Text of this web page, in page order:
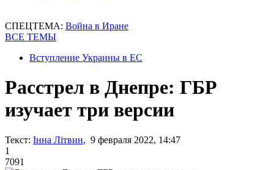
СПЕЦТЕМА: Война в Иране
ВСЕ ТЕМЫ
Вступление Украины в ЕС
Расстрел в Днепре: ГБР
изучает три версии
Текст: Інна Літвин, 9 февраля 2022, 14:47
1
7091